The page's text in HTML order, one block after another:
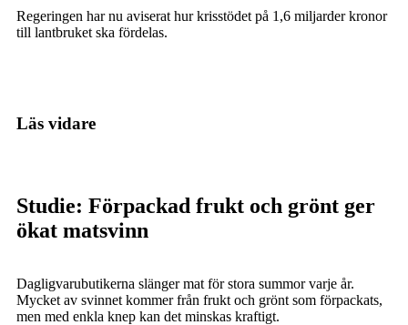
Regeringen har nu aviserat hur krisstödet på 1,6 miljarder kronor
till lantbruket ska fördelas.
Läs vidare
Studie: Förpackad frukt och grönt ger
ökat matsvinn
Dagligvarubutikerna slänger mat för stora summor varje år.
Mycket av svinnet kommer från frukt och grönt som förpackats,
men med enkla knep kan det minskas kraftigt.